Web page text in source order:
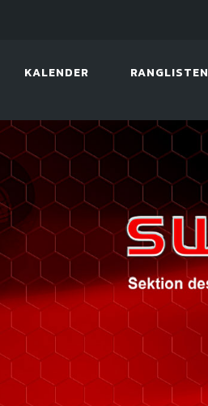
KALENDER RANGLISTEN